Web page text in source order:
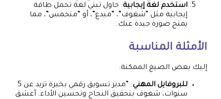
استخدم لغة إيجابية: حاول تبني لغة تحمل طاقة
إيجابية مثل “شغوف”، “مبدع”، أو “متحمس”، مما
يمنح صورة جيدة عنك.
الأمثلة المناسبة
إليك بعض الصيغ الممكنة:
للبروفايل المهني
: “مدير تسويق رقمي بخبرة تزيد عن 5
سنوات، شغوف بتحقيق النجاح وتحسين الأداء. أعشق